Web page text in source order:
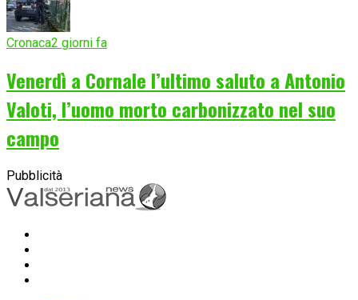
Cronaca2 giorni fa
Venerdì a Cornale l’ultimo saluto a Antonio
Valoti, l’uomo morto carbonizzato nel suo
campo
Pubblicità